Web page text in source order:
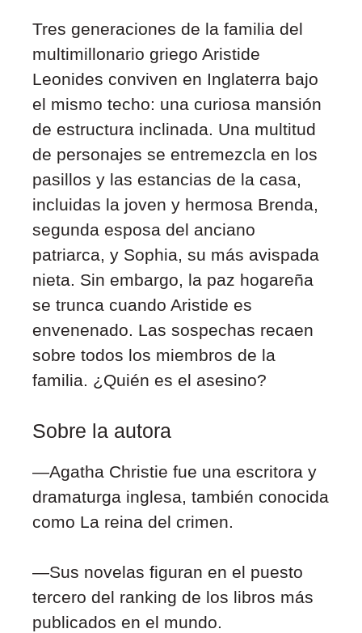
Tres generaciones de la familia del
multimillonario griego Aristide
Leonides conviven en Inglaterra bajo
el mismo techo: una curiosa mansión
de estructura inclinada. Una multitud
de personajes se entremezcla en los
pasillos y las estancias de la casa,
incluidas la joven y hermosa Brenda,
segunda esposa del anciano
patriarca, y Sophia, su más avispada
nieta. Sin embargo, la paz hogareña
se trunca cuando Aristide es
envenenado. Las sospechas recaen
sobre todos los miembros de la
familia. ¿Quién es el asesino?
Sobre la autora
—Agatha Christie fue una escritora y
dramaturga inglesa, también conocida
como La reina del crimen.
—Sus novelas figuran en el puesto
tercero del ranking de los libros más
publicados en el mundo.